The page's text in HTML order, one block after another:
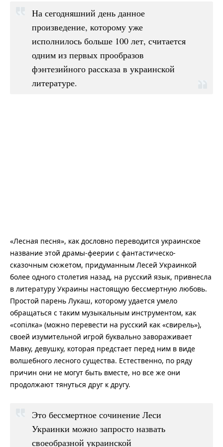
На сегодняшний день данное
произведение, которому уже
исполнилось больше 100 лет, считается
одним из первых прообразов
фэнтезийного рассказа в украинской
литературе.
«Лесная песня», как дословно переводится украинское
название этой драмы-феерии с фантастическо-
сказочным сюжетом, придуманным Лесей Украинкой
более одного столетия назад, на русский язык, привнесла
в литературу Украины настоящую бессмертную любовь.
Простой парень Лукаш, которому удается умело
обращаться с таким музыкальным инструментом, как
«сопілка» (можно перевести на русский как «свирель»),
своей изумительной игрой буквально завораживает
Мавку, девушку, которая предстает перед ним в виде
волшебного лесного существа. Естественно, по ряду
причин они не могут быть вместе, но все же они
продолжают тянуться друг к другу.
Это бессмертное сочинение Леси
Украинки можно запросто назвать
своеобразной украинской